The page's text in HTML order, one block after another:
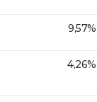
9,57%
4,26%